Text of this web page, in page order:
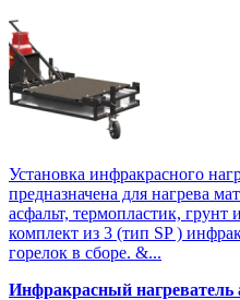
Установка инфракрасного
предназначена для нагрева
асфальт, термопластик, грунт
комплект из 3 (тип SP )
горелок в сборе. &...
Инфракрасный нагреватель